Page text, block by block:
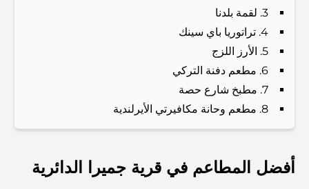
Dubai Vision 2040 - Green Living, Scenic Routes
and a Smarter Metro Network
أفضل المقاهي في دبي بإطلالة خلابة: مزيج مثالي من المذاق
الرائع والمناظر الطبيعية الساحرة
مطاعم بإطلالة على برج العرب: تجربة طعام استثنائية في دبي
دليل شامل لأندية شاطئ نخلة جميرا لعام 2026
3. لقمة بلدنا
4. تراتوريا باي سينك
5. الأرز اللزج
6. مطعم دفنة التركي
7. مطبخ شارع حصة
8. مطعم وحانة مكافيرتي الأيرلندية
أفضل المطاعم في قرية جميرا الدائرية